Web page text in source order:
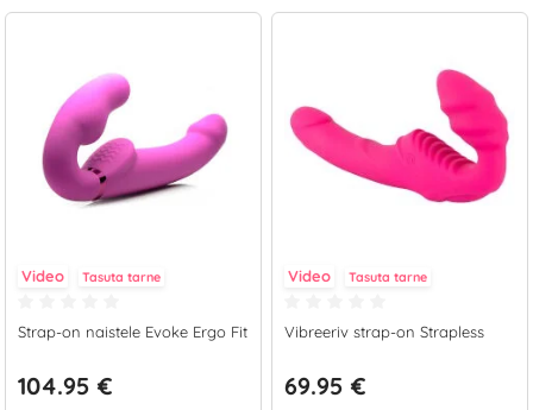
Video Tasuta tarne
Strap-on naistele Evoke Ergo Fit
104.95 €
Video Tasuta tarne
Vibreeriv strap-on Strapless
69.95 €